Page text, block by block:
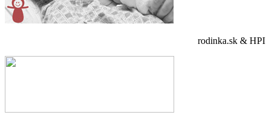
rodinka.sk & HPI